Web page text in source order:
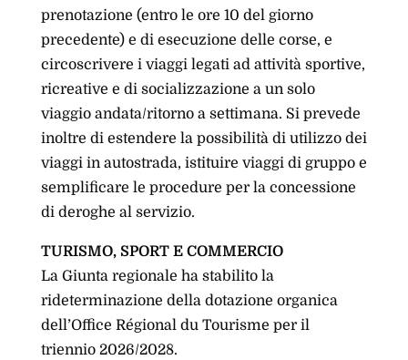
prenotazione (entro le ore 10 del giorno
precedente) e di esecuzione delle corse, e
circoscrivere i viaggi legati ad attività sportive,
ricreative e di socializzazione a un solo
viaggio andata/ritorno a settimana. Si prevede
inoltre di estendere la possibilità di utilizzo dei
viaggi in autostrada, istituire viaggi di gruppo e
semplificare le procedure per la concessione
di deroghe al servizio.
TURISMO, SPORT E COMMERCIO
La Giunta regionale ha stabilito la
rideterminazione della dotazione organica
dell’Office Régional du Tourisme per il
triennio 2026/2028.